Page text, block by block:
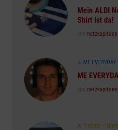
inMein ALDI
Shirt ist da!
Posted
von netzkapitaen
Posted
in ME EVERYDAY
ME
Posted
von netzkapitaen
Posted
in Freizeit +